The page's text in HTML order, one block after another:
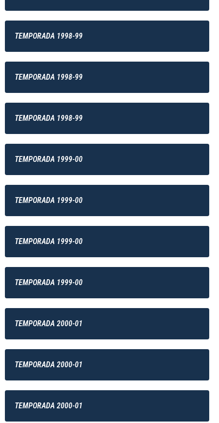
TEMPORADA 1998-99
TEMPORADA 1998-99
TEMPORADA 1998-99
TEMPORADA 1999-00
TEMPORADA 1999-00
TEMPORADA 1999-00
TEMPORADA 1999-00
TEMPORADA 2000-01
TEMPORADA 2000-01
TEMPORADA 2000-01